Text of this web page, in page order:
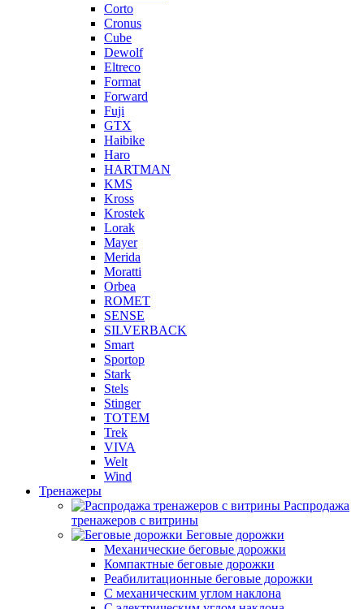
Corto
Cronus
Cube
Dewolf
Eltreco
Format
Forward
Fuji
GTX
Haibike
Haro
HARTMAN
KMS
Kross
Krostek
Lorak
Mayer
Merida
Moratti
Orbea
ROMET
SENSE
SILVERBACK
Smart
Sportop
Stark
Stels
Stinger
TOTEM
Trek
VIVA
Welt
Wind
Тренажеры
Распродажа
тренажеров с витрины
Беговые дорожки
Механические беговые дорожки
Компактные беговые дорожки
Реабилитационные беговые дорожки
С механическим углом наклона